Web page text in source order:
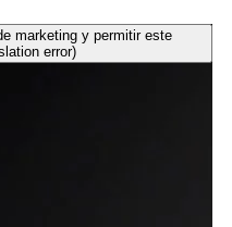
marketing y permitir este
error)